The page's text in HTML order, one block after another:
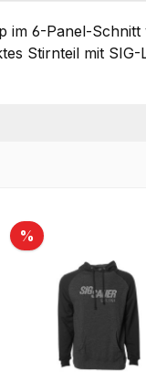
im 6-Panel-
Stirnteil mit
% Rabatt